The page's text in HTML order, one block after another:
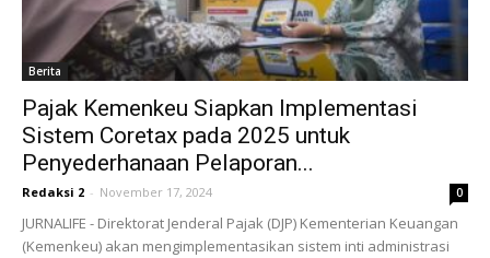
Berita
Pajak Kemenkeu Siapkan Implementasi
Sistem Coretax pada 2025 untuk
Penyederhanaan Pelaporan...
Redaksi 2 - November 17, 2024 0
JURNALIFE - Direktorat Jenderal Pajak (DJP) Kementerian Keuangan
(Kemenkeu) akan mengimplementasikan sistem inti administrasi